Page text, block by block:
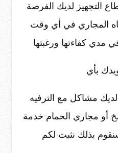
التجهيز لديك الفرصة
المجاري في أي وقت
مدي كفاءتها ورغبتها
بأي
مشاكل مع الترفيه
أو مجاري الحمام خدمة
بذلك نثبت لكم